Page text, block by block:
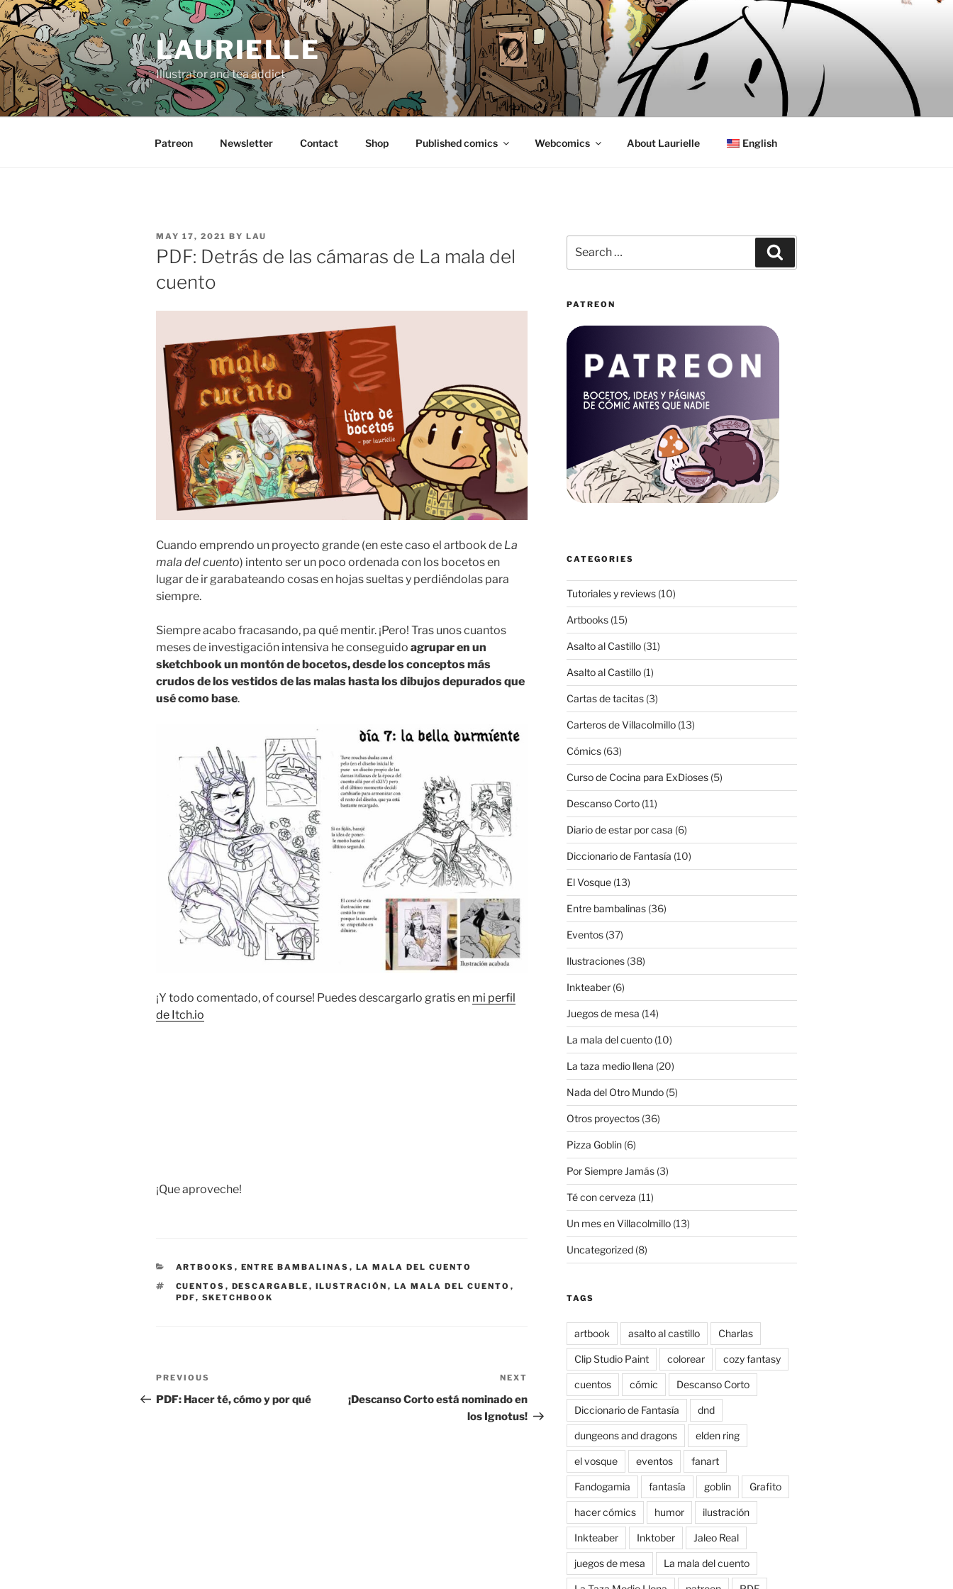
Skip
to
content
LAURIELLE
Illustrator and tea addict
Patreon Newsletter Contact Shop Published comics Webcomics About Laurielle English
POSTED
ON
MAY 17, 2021 BY LAU
PDF: Detrás de las cámaras de La mala del
cuento
Cuando emprendo un proyecto grande (en este caso el artbook de La
mala del cuento) intento ser un poco ordenada con los bocetos en
lugar de ir garabateando cosas en hojas sueltas y perdiéndolas para
siempre.
Siempre acabo fracasando, pa qué mentir. ¡Pero! Tras unos cuantos
meses de investigación intensiva he conseguido agrupar en un
sketchbook un montón de bocetos, desde los conceptos más
crudos de los vestidos de las malas hasta los dibujos depurados que
usé como base.
¡Y todo comentado, of course! Puedes descargarlo gratis en mi perfil
de Itch.io
¡Que aproveche!
CATEGORIES
ARTBOOKS , ENTRE BAMBALINAS , LA MALA DEL CUENTO
TAGS
CUENTOS , DESCARGABLE , ILUSTRACIÓN , LA MALA DEL CUENTO ,
PDF, SKETCHBOOK
Post
navigation
Previous
Post
PREVIOUS
PDF: Hacer té, cómo y por qué
Post
NEXT
¡Descanso Corto está nominado en
los Ignotus!
for:
PATREON
CATEGORIES
Tutoriales y reviews(10)
Artbooks(15)
Asalto al Castillo(31)
Asalto al Castillo(1)
Cartas de tacitas(3)
Carteros de Villacolmillo(13)
Cómics(63)
Curso de Cocina para ExDioses(5)
Descanso Corto(11)
Diario de estar por casa (6)
Diccionario de Fantasía (10)
El Vosque(13)
Entre bambalinas(36)
Eventos(37)
Ilustraciones(38)
Inkteaber(6)
Juegos de mesa (14)
La mala del cuento(10)
La taza medio llena (20)
Nada del Otro Mundo(5)
Otros proyectos(36)
Pizza Goblin(6)
Por Siempre Jamás(3)
Té con cerveza (11)
Un mes en Villacolmillo(13)
Uncategorized(8)
TAGS
artbook asalto al castillo Charlas
Clip Studio Paint colorear cozy fantasy
cuentos cómic Descanso Corto
Diccionario de Fantasía dnd
dungeons and dragons elden ring
el vosque eventos fanart
Fandogamia fantasía goblin Grafito
hacer cómics humor ilustración
Inkteaber Inktober Jaleo Real
juegos de mesa La mala del cuento